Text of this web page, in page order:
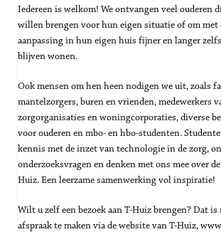
Iedereen is welkom! We ontvangen veel ouderen
willen brengen voor hun eigen situatie of om met
aanpassing in hun eigen huis fijner en langer
blijven wonen.
Ook mensen om hen heen nodigen we uit, zoals
mantelzorgers, buren en vrienden, medewerkers
zorgorganisaties en woningcorporaties, diverse
voor ouderen en mbo- en hbo-studenten.
kennis met de inzet van technologie in de zorg,
onderzoeksvragen en denken met ons mee over
Huiz. Een leerzame samenwerking vol inspiratie!
Wilt u zelf een bezoek aan T-Huiz brengen? Dat
afspraak te maken via de website van T-Huiz,